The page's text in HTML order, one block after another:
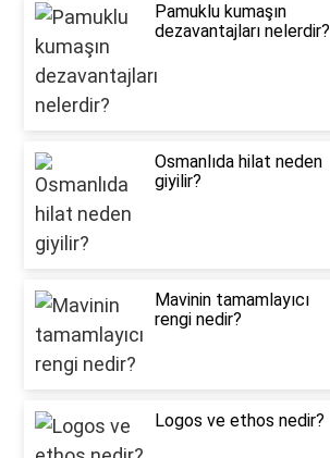
Pamuklu kumaşın
dezavantajları nelerdir?
Osmanlıda hilat neden
giyilir?
Mavinin tamamlayıcı
rengi nedir?
Logos ve ethos nedir?